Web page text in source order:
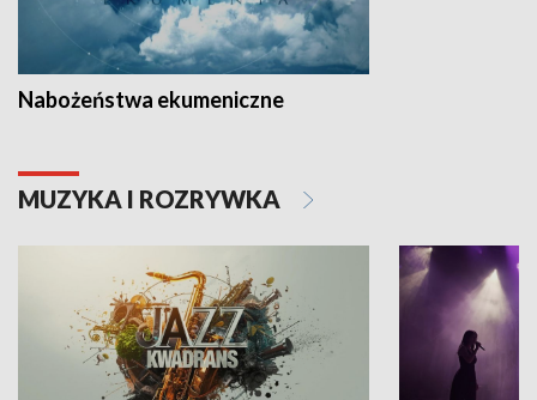
Nabożeństwa ekumeniczne
MUZYKA I ROZRYWKA